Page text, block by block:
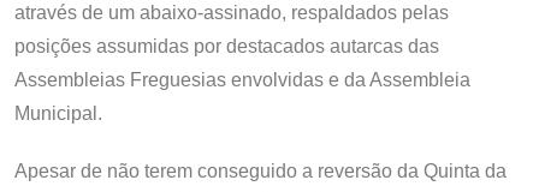
através de um abaixo-assinado, respaldados pelas
posições assumidas por destacados autarcas das
Assembleias Freguesias envolvidas e da Assembleia
Municipal.
Apesar de não terem conseguido a reversão da Quinta da